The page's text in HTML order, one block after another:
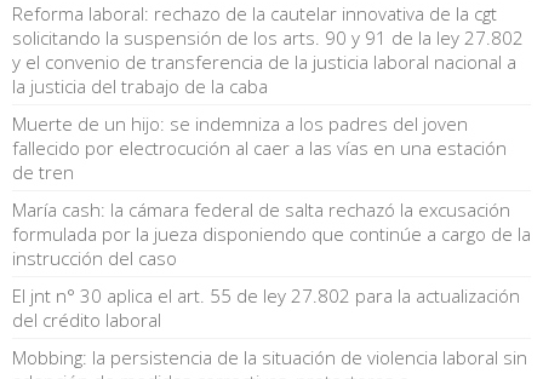
Reforma laboral: rechazo de la cautelar innovativa de la cgt
solicitando la suspensión de los arts. 90 y 91 de la ley 27.802
y el convenio de transferencia de la justicia laboral nacional a
la justicia del trabajo de la caba
Muerte de un hijo: se indemniza a los padres del joven
fallecido por electrocución al caer a las vías en una estación
de tren
María cash: la cámara federal de salta rechazó la excusación
formulada por la jueza disponiendo que continúe a cargo de la
instrucción del caso
El jnt n° 30 aplica el art. 55 de ley 27.802 para la actualización
del crédito laboral
Mobbing: la persistencia de la situación de violencia laboral sin